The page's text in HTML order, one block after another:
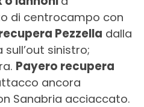
di centrocampo con
Pezzella dalla
sinistro;
Payero recupera
ancora
Sanabria acciaccato.